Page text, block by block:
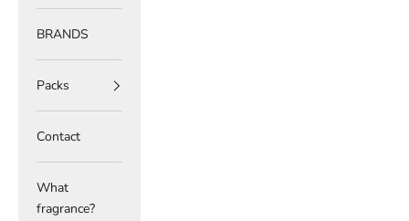
BRANDS
Packs
Contact
What
fragrance?